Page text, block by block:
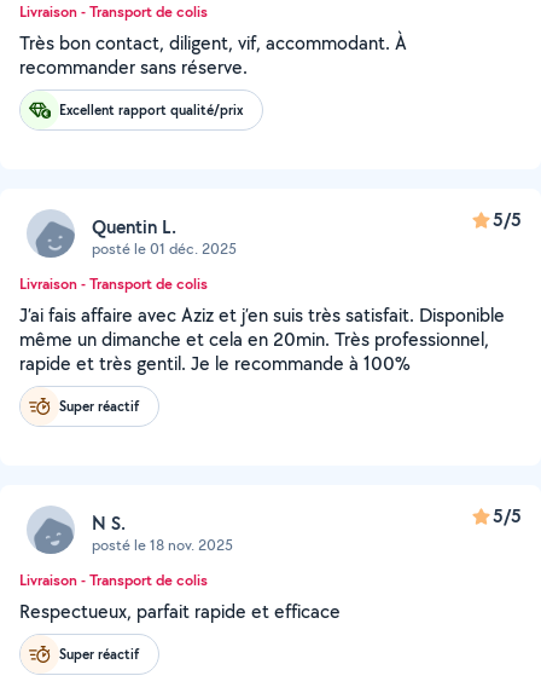
Livraison - Transport de colis
Très bon contact, diligent, vif, accommodant. À
recommander sans réserve.
Excellent rapport qualité/prix
Quentin L.
posté le 01 déc. 2025
5/5
Livraison - Transport de colis
J’ai fais affaire avec Aziz et j’en suis très satisfait. Disponible
même un dimanche et cela en 20min. Très professionnel,
rapide et très gentil. Je le recommande à 100%
Super réactif
N S.
posté le 18 nov. 2025
5/5
Livraison - Transport de colis
Respectueux, parfait rapide et efficace
Super réactif